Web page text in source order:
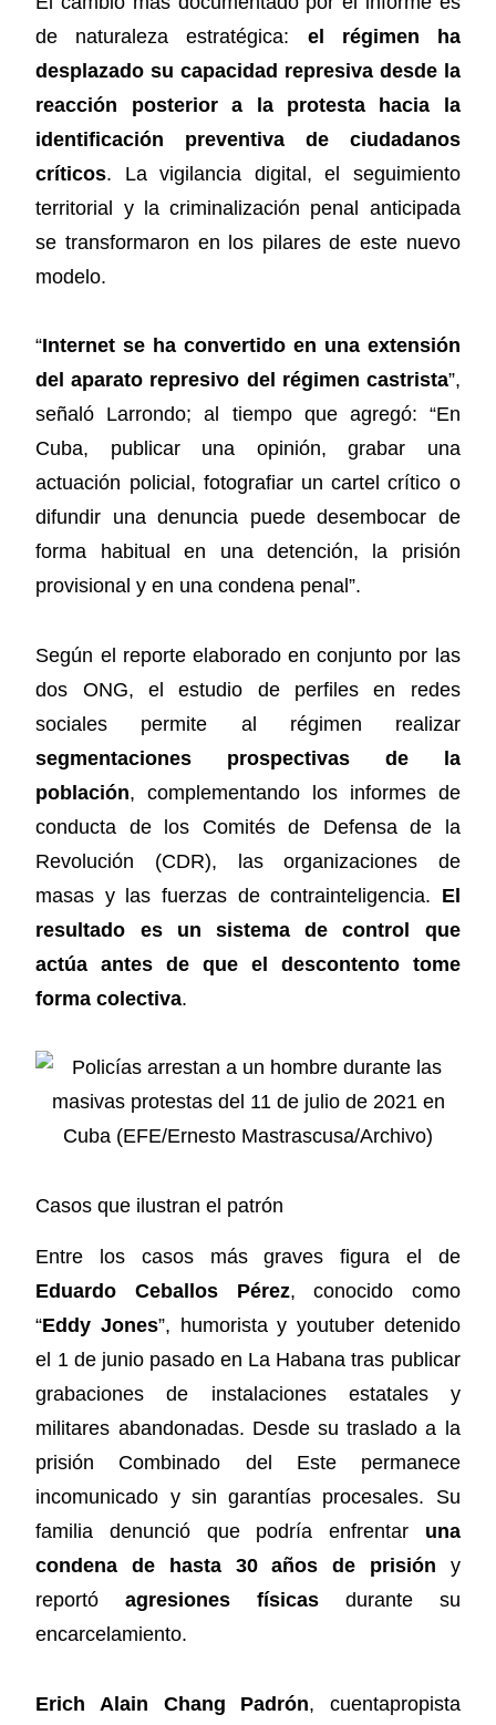
de naturaleza estratégica: el régimen ha
desplazado su capacidad represiva desde la
reacción posterior a la protesta hacia la
identificación preventiva de ciudadanos
críticos. La vigilancia digital, el seguimiento
territorial y la criminalización penal anticipada
se transformaron en los pilares de este nuevo
modelo.
“Internet se ha convertido en una extensión
del aparato represivo del régimen castrista”,
señaló Larrondo; al tiempo que agregó: “En
Cuba, publicar una opinión, grabar una
actuación policial, fotografiar un cartel crítico o
difundir una denuncia puede desembocar de
forma habitual en una detención, la prisión
provisional y en una condena penal”.
Según el reporte elaborado en conjunto por las
dos ONG, el estudio de perfiles en redes
sociales permite al régimen realizar
segmentaciones prospectivas de la
población, complementando los informes de
conducta de los Comités de Defensa de la
Revolución (CDR), las organizaciones de
masas y las fuerzas de contrainteligencia. El
resultado es un sistema de control que
actúa antes de que el descontento tome
forma colectiva.
Casos que ilustran el patrón
Entre los casos más graves figura el de
Eduardo Ceballos Pérez, conocido como
“Eddy Jones”, humorista y youtuber detenido
el 1 de junio pasado en La Habana tras publicar
grabaciones de instalaciones estatales y
militares abandonadas. Desde su traslado a la
prisión Combinado del Este permanece
incomunicado y sin garantías procesales. Su
familia denunció que podría enfrentar una
condena de hasta 30 años de prisión y
reportóagresiones físicas durante su
encarcelamiento.
Erich Alain Chang Padrón, cuentapropista